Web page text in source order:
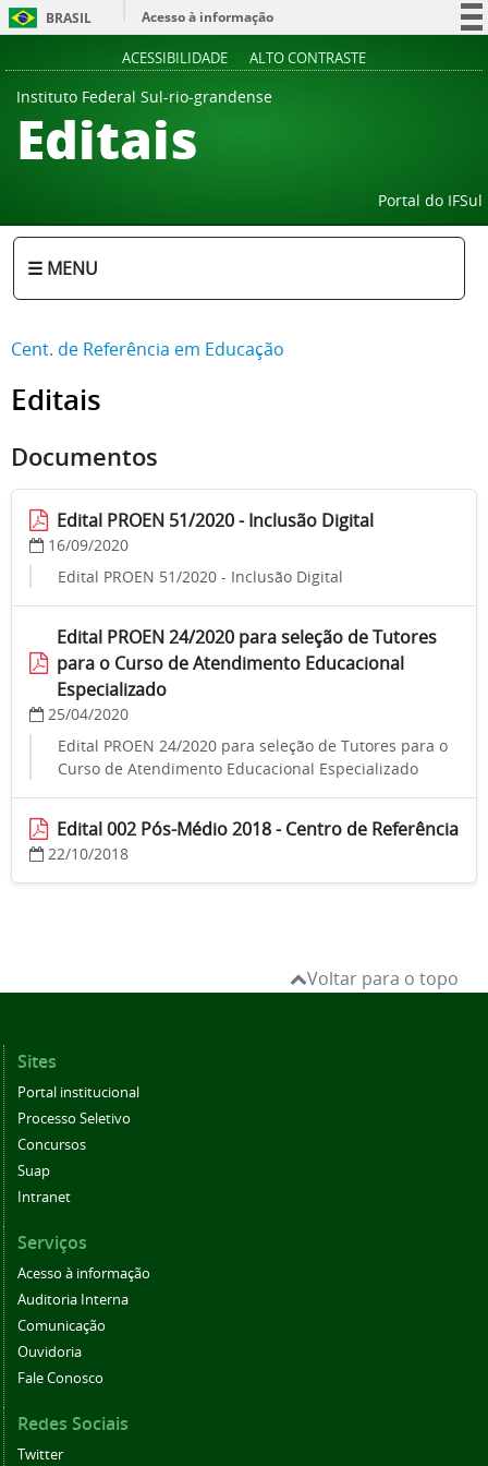
BRASIL
Acesso à informação
ACESSIBILIDADE ALTO CONTRASTE
Instituto Federal Sul-rio-grandense
Editais
Portal do IFSul
☰ MENU
Cent. de Referência em Educação
Editais
Documentos
Edital PROEN 51/2020 - Inclusão Digital
16/09/2020
Edital PROEN 51/2020 - Inclusão Digital
Edital PROEN 24/2020 para seleção de Tutores
para o Curso de Atendimento Educacional
Especializado
25/04/2020
Edital PROEN 24/2020 para seleção de Tutores para o
Curso de Atendimento Educacional Especializado
Edital 002 Pós-Médio 2018 - Centro de Referência
22/10/2018
Voltar para o topo
Sites
Portal institucional
Processo Seletivo
Concursos
Suap
Intranet
Serviços
Acesso à informação
Auditoria Interna
Comunicação
Ouvidoria
Fale Conosco
Redes Sociais
Twitter